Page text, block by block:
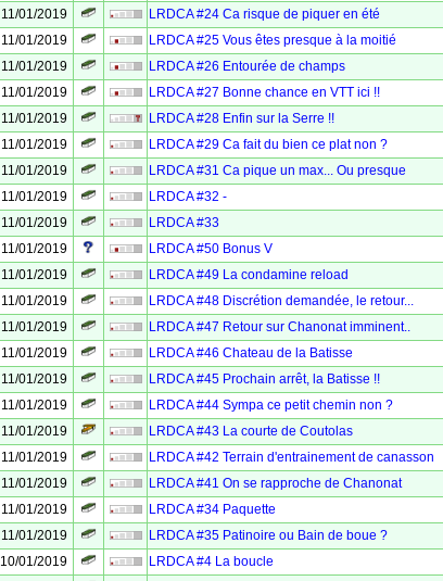
11/01/2019
LRDCA #24 Ca risque de piquer en été
11/01/2019
LRDCA #25 Vous êtes presque à la moitié
11/01/2019
LRDCA #26 Entourée de champs
11/01/2019
LRDCA #27 Bonne chance en VTT ici !!
11/01/2019
LRDCA #28 Enfin sur la Serre !!
11/01/2019
LRDCA #29 Ca fait du bien ce plat non ?
11/01/2019
LRDCA #31 Ca pique un max... Ou presque
11/01/2019
LRDCA #32 -
11/01/2019
LRDCA #33
11/01/2019
LRDCA #50 Bonus V
11/01/2019
LRDCA #49 La condamine reload
11/01/2019
LRDCA #48 Discrétion demandée, le retour...
11/01/2019
LRDCA #47 Retour sur Chanonat imminent..
11/01/2019
LRDCA #46 Chateau de la Batisse
11/01/2019
LRDCA #45 Prochain arrêt, la Batisse !!
11/01/2019
LRDCA #44 Sympa ce petit chemin non ?
11/01/2019
LRDCA #43 La courte de Coutolas
11/01/2019
LRDCA #42 Terrain d'entrainement de canasson
11/01/2019
LRDCA #41 On se rapproche de Chanonat
11/01/2019
LRDCA #34 Paquette
11/01/2019
LRDCA #35 Patinoire ou Bain de boue ?
10/01/2019
LRDCA #4 La boucle